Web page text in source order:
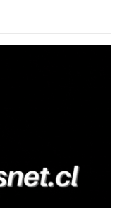
11:30 horas en el
y, en medio de la
empujado al
mientr...